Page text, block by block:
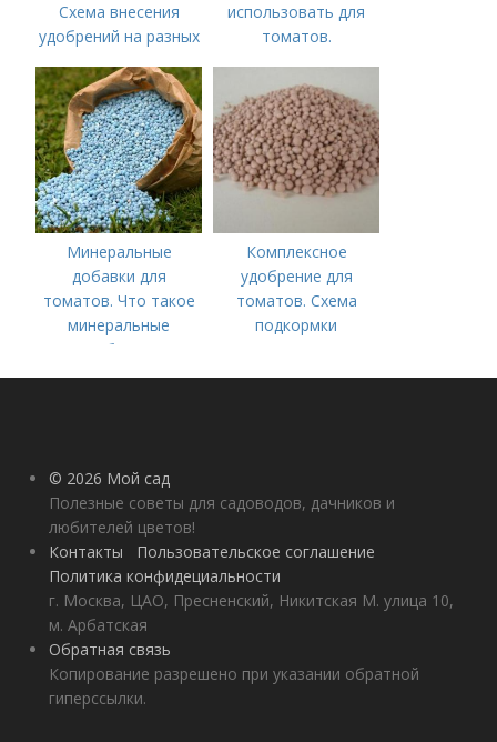
Схема внесения
удобрений на разных
помидоров
использовать для
томатов.
комплексные
удобрения для
помидор
Минеральные
добавки для
томатов. Что такое
минеральные
удобрения
Комплексное
удобрение для
томатов. Схема
подкормки
рассады до сбора
© 2026 Мой сад
Полезные советы для садоводов, дачников и
любителей цветов!
Контакты
Пользовательское соглашение
Политика конфидециальности
г. Москва, ЦАО, Пресненский, Никитская М. улица 10,
м. Арбатская
Обратная связь
Копирование разрешено при указании обратной
гиперссылки.